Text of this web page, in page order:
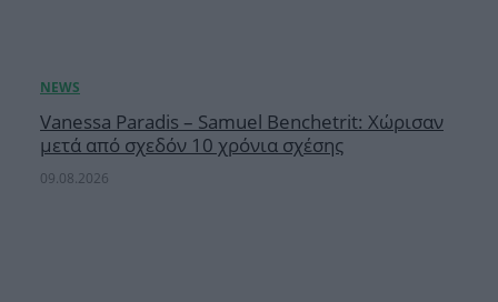
Vanessa Paradis – Samuel Benchetrit: Χώρισαν
μετά από σχεδόν 10 χρόνια σχέσης
09.08.2026